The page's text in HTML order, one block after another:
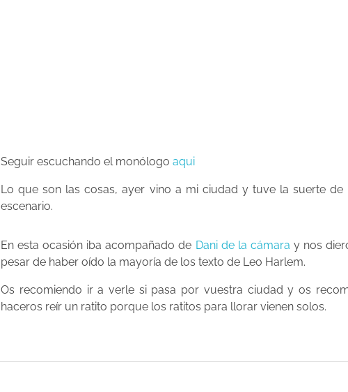
Seguir escuchando el monólogoaqui
Lo que son las cosas, ayer vino a mi ciudad y tuve la suerte
escenario.
En esta ocasión iba acompañado de Dani de la cámara y nos
pesar de haber oído la mayoría de los texto de Leo Harlem.
Os recomiendo ir a verle si pasa por vuestra ciudad y os
haceros reír un ratito porque los ratitos para llorar vienen solos.